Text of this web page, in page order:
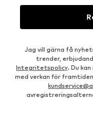
Jag vill gärna få
trender,
Integritetspolicy. Du
med verkan för